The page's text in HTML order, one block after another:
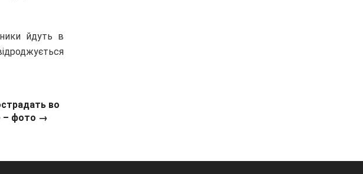
йдуть в
во
– фото →